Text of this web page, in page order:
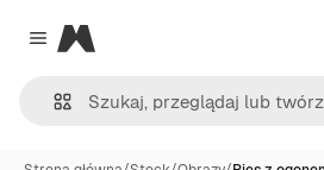
Close menu
Magnific